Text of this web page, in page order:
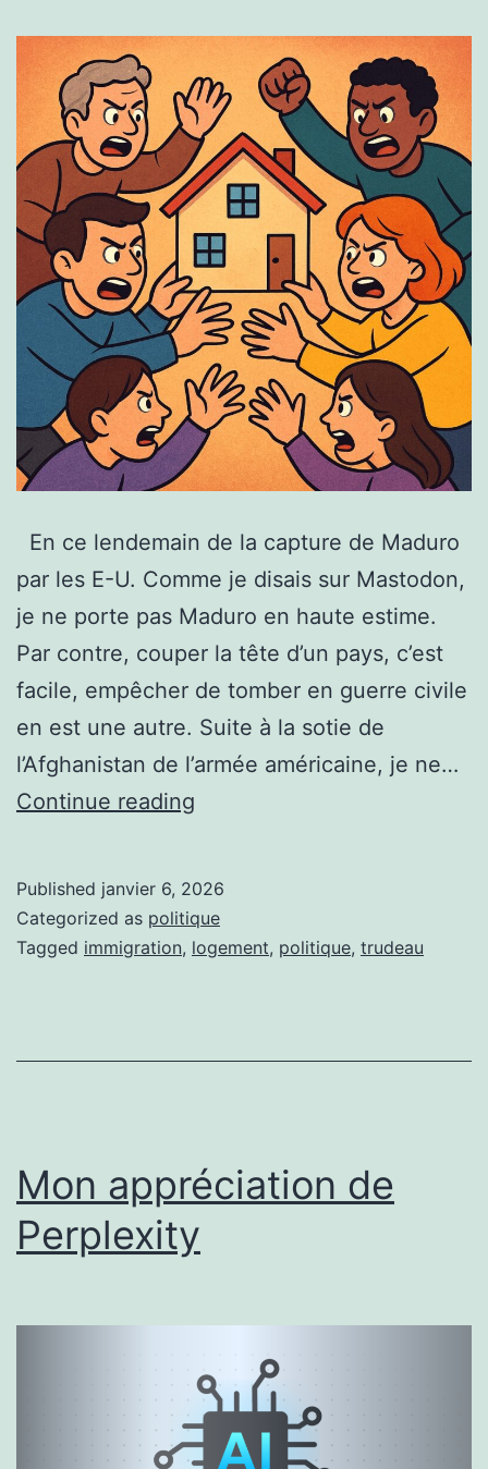
En ce lendemain de la capture de Maduro
par les E-U. Comme je disais sur Mastodon,
je ne porte pas Maduro en haute estime.
Par contre, couper la tête d’un pays, c’est
facile, empêcher de tomber en guerre civile
en est une autre. Suite à la sotie de
l’Afghanistan de l’armée américaine, je ne…
Continue reading
Published janvier 6, 2026
Categorized as politique
Tagged immigration, logement, politique, trudeau
Mon appréciation de
Perplexity